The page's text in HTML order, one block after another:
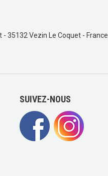
35132 Vezin Le Coquet - France
SUIVEZ-NOUS